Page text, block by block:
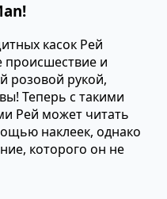
касок Рей
происшествие и
розовой рукой,
Теперь с такими
Рей может читать
наклеек, однако
которого он не